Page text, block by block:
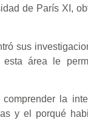
de París XI,
sus
esta área le
la
y el porqué